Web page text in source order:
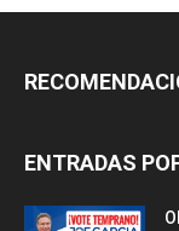
ENTRADAS